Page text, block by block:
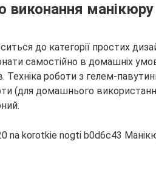
виконання манікюру
до категорії простих
самостійно в домашніх
Техніка роботи з гелем-
(для домашнього